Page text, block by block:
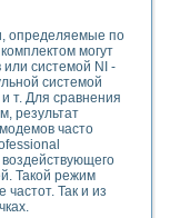
определяемые по
могут
системой NI -
системой
т. Для сравнения
результат
часто
Такой режим
Так и из